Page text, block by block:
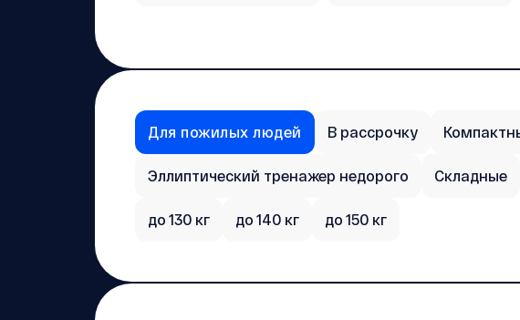
Для пожилых людей В рассрочку
Эллиптический тренажер недорого Складные
до 130 кг до 140 кг до 150 кг